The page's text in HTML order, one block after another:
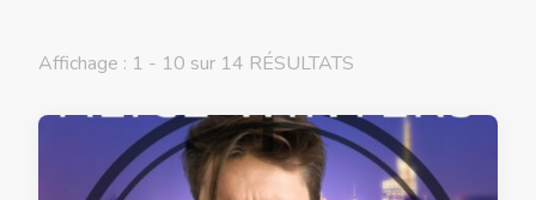
Affichage : 1 - 10 sur 14 RÉSULTATS